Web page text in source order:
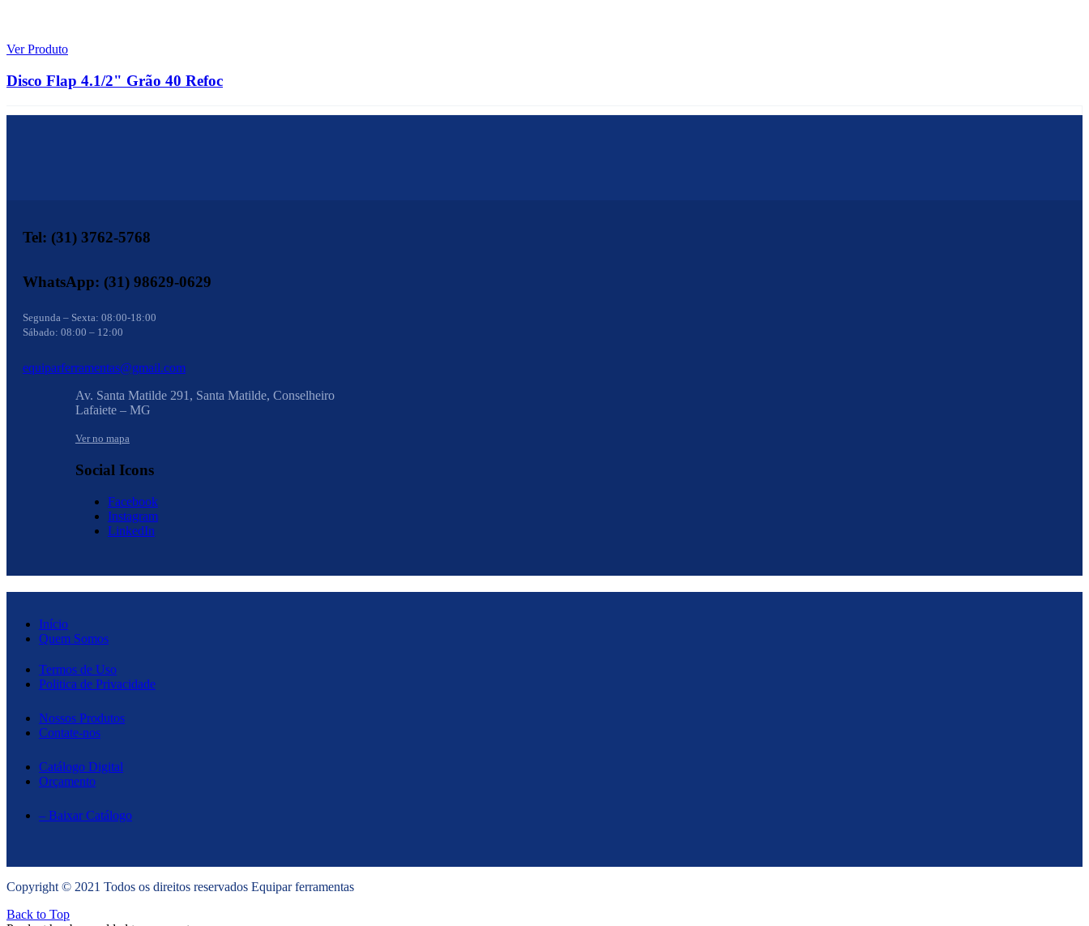
Ver Produto
Disco Flap 4.1/2" Grão 40 Refoc
Tel: (31) 3762-5768
WhatsApp: (31) 98629-0629
Segunda – Sexta: 08:00-18:00
Sábado: 08:00 – 12:00
equiparferramentas@gmail.com
Av. Santa Matilde 291, Santa Matilde, Conselheiro
Lafaiete – MG
Ver no mapa
Social Icons
Facebook
Instagram
LinkedIn
Início
Quem Somos
Termos de Uso
Politica de Privacidade
Nossos Produtos
Contate-nos
Catálogo Digital
Orçamento
– Baixar Catálogo
Copyright © 2021 Todos os direitos reservados Equipar ferramentas
Back to Top